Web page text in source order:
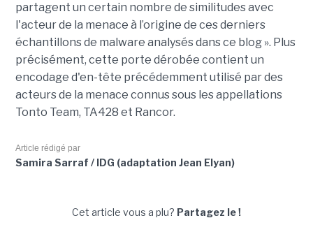
partagent un certain nombre de similitudes avec
l'acteur de la menace à l’origine de ces derniers
échantillons de malware analysés dans ce blog ». Plus
précisément, cette porte dérobée contient un
encodage d'en-tête précédemment utilisé par des
acteurs de la menace connus sous les appellations
Tonto Team, TA428 et Rancor.
Article rédigé par
Samira Sarraf / IDG (adaptation Jean Elyan)
Cet article vous a plu? Partagez le !